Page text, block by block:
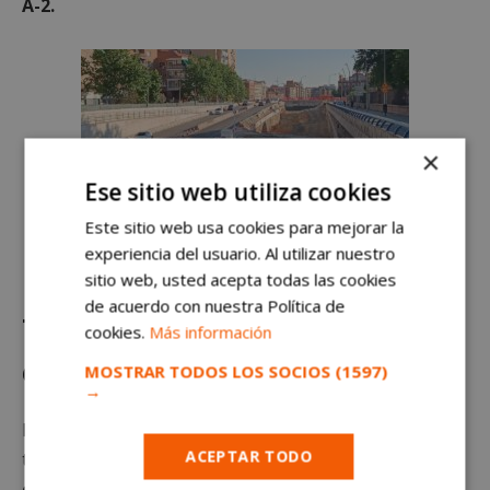
A-2.
Viajar desde Alcorcón será más complicado este verano:
También continúan las obras en
el Eje Culebro
De forma paralela, durante el verano finalizarán los
trabajos del denominadoEje Culebro, situado en
×
Ese sitio web utiliza cookies
Este sitio web usa cookies para mejorar la
experiencia del usuario. Al utilizar nuestro
sitio web, usted acepta todas las cookies
de acuerdo con nuestra Política de
cookies. Más información
MOSTRAR TODOS LOS SOCIOS (1597)
→
ACEPTAR TODO